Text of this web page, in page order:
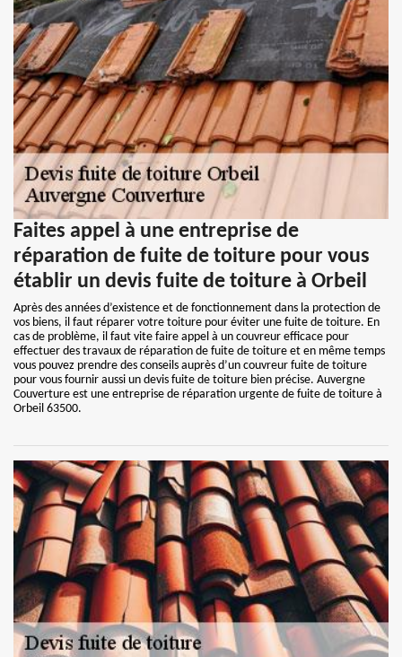
Faites appel à une entreprise de
réparation de fuite de toiture pour vous
établir un devis fuite de toiture à Orbeil
Après des années d’existence et de fonctionnement dans la protection de
vos biens, il faut réparer votre toiture pour éviter une fuite de toiture. En
cas de problème, il faut vite faire appel à un couvreur efficace pour
effectuer des travaux de réparation de fuite de toiture et en même temps
vous pouvez prendre des conseils auprès d’un couvreur fuite de toiture
pour vous fournir aussi un devis fuite de toiture bien précise. Auvergne
Couverture est une entreprise de réparation urgente de fuite de toiture à
Orbeil 63500.